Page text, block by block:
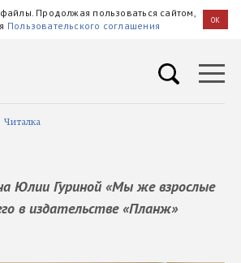
Продолжая пользоваться сайтом,
Пользовательского соглашения OK
Читалка
Юлии Гуриной «Мы же взрослые
в издательстве «Планж»